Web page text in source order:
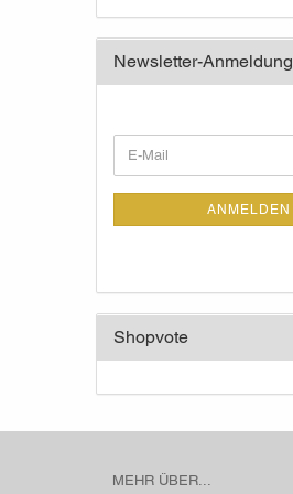
Newsletter-Anmeldung
ZUR
E-
Mail
ANMELDEN
Shopvote
MEHR ÜBER...